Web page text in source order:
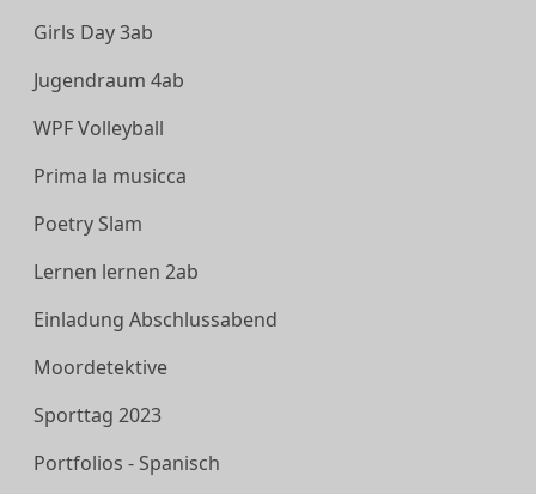
Girls Day 3ab
Jugendraum 4ab
WPF Volleyball
Prima la musicca
Poetry Slam
Lernen lernen 2ab
Einladung Abschlussabend
Moordetektive
Sporttag 2023
Portfolios - Spanisch